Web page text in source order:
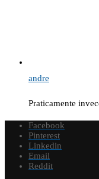
andre
Praticamente
Facebook
Pinterest
Linkedin
Email
Reddit